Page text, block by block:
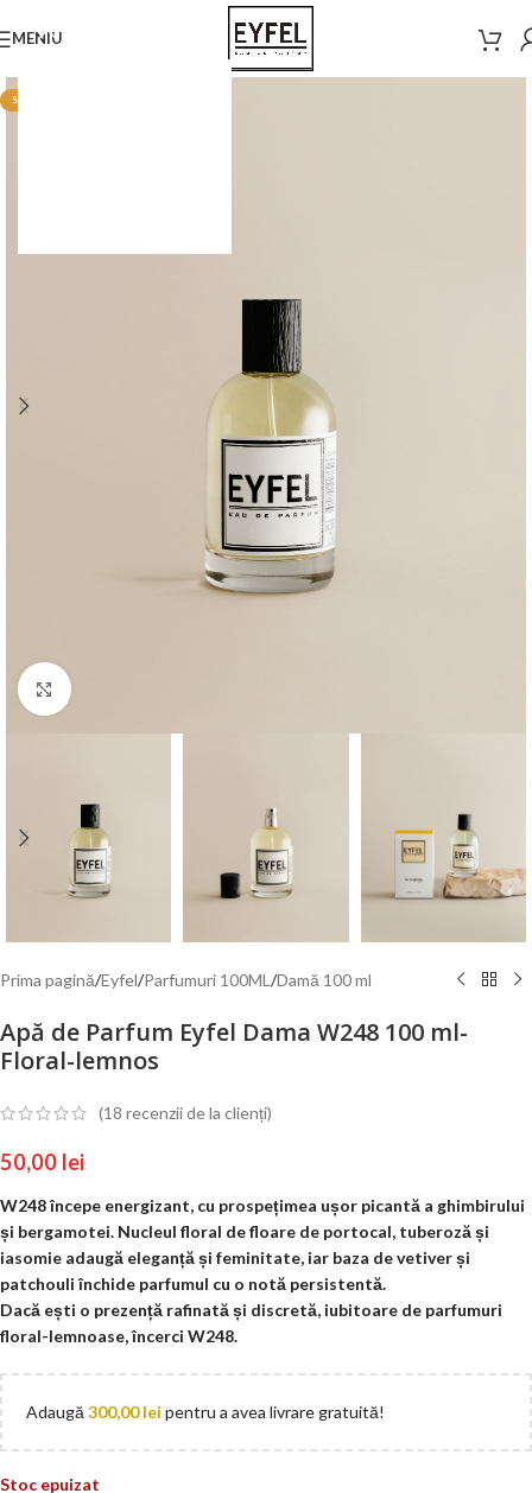
MENIU
STOC EPUIZAT
Mărește poza
Prima pagină/Eyfel/Parfumuri 100ML /Damă 100 ml
Apă de Parfum Eyfel Dama W248 100 ml-
Floral-lemnos
(18 recenzii de la clienți)
50,00 lei
W248 începe energizant, cu prospețimea ușor picantă a ghimbirului
și bergamotei. Nucleul floral de floare de portocal, tuberoză și
iasomie adaugă eleganță și feminitate, iar baza de vetiver și
patchouli închide parfumul cu o notă persistentă.
Dacă ești o prezență rafinată și discretă, iubitoare de parfumuri
floral-lemnoase, încerci W248.
Adaugă 300,00lei pentru a avea livrare gratuită!
Stoc epuizat